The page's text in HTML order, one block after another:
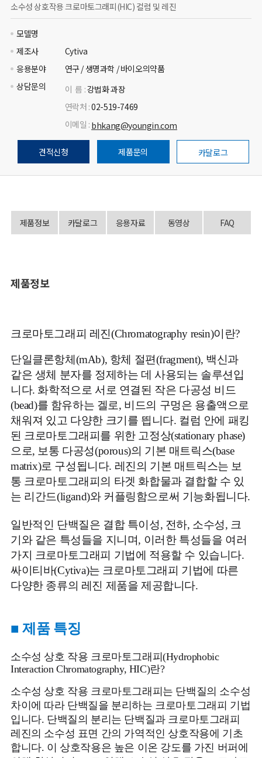
소수성 상호작용 크로마토그래피(HIC) 컬럼 및 레진
모델명
제조사
Cytiva
응용분야
연구 / 생명과학 / 바이오의약품
상담문의
이 름 :강법화 과장
연락처 :02-519-7469
이메일 : bhkang@youngin.com
견적신청 제품문의 카달로그
제품정보 카달로그 응용자료 동영상 FAQ
제품정보
크로마토그래피 레진(Chromatography resin)이란?
단일클론항체(mAb), 항체 절편(fragment), 백신과
같은 생체 분자를 정제하는 데 사용되는 솔루션입
니다. 화학적으로 서로 연결된 작은 다공성 비드
(bead)를 함유하는 겔로, 비드의 구멍은 용출액으로
채워져 있고 다양한 크기를 띕니다. 컬럼 안에 패킹
된 크로마토그래피를 위한 고정상(stationary phase)
으로, 보통 다공성(porous)의 기본 매트릭스(base
matrix)로 구성됩니다. 레진의 기본 매트릭스는 보
통 크로마토그래피의 타겟 화합물과 결합할 수 있
는 리간드(ligand)와 커플링함으로써 기능화됩니다.
일반적인 단백질은 결합 특이성, 전하, 소수성, 크
기와 같은 특성들을 지니며, 이러한 특성들을 여러
가지 크로마토그래피 기법에 적용할 수 있습니다.
싸이티바(Cytiva)는 크로마토그래피 기법에 따른
다양한 종류의 레진 제품을 제공합니다.
■ 제품 특징
소수성 상호 작용 크로마토그래피(Hydrophobic
Interaction Chromatography, HIC)란?
소수성 상호 작용 크로마토그래피는 단백질의 소수성
차이에 따라 단백질을 분리하는 크로마토그래피 기법
입니다. 단백질의 분리는 단백질과 크로마토그래피
레진의 소수성 표면 간의 가역적인 상호작용에 기초
합니다. 이 상호작용은 높은 이온 강도를 가진 버퍼에